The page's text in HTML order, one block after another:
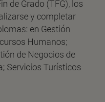
de Grado (TFG), los
y completar
en Gestión
Humanos;
de Negocios de
Servicios Turísticos